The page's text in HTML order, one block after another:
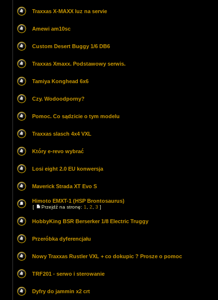
Traxxas X-MAXX luz na servie
Amewi am10sc
Custom Desert Buggy 1/6 DB6
Traxxas Xmaxx. Podstawowy serwis.
Tamiya Konghead 6x6
Czy. Wodoodporny?
Pomoc. Co sądzicie o tym modelu
Traxxas slasch 4x4 VXL
Który e-revo wybrać
Losi eight 2.0 EU konwersja
Maverick Strada XT Evo S
Himoto EMXT-1 (HSP Brontosaurus)
[ Przejdź na stronę: 1 2 3 ]
HobbyKing BSR Berserker 1/8 Electric Truggy
Przeróbka dyferencjału
Nowy Traxxas Rustler VXL + co dokupic ? Prosze o pomoc
TRF201 - serwo i sterowanie
Dyfry do jammin x2 crt